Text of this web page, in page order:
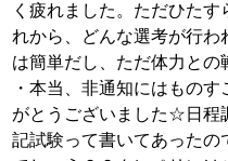
く疲れました。ただひた
れから、どんな選考が行わ
は簡単だし、ただ体力との
・本当、非通知にはもの
がとうございました☆日程
記試験って書いてあった